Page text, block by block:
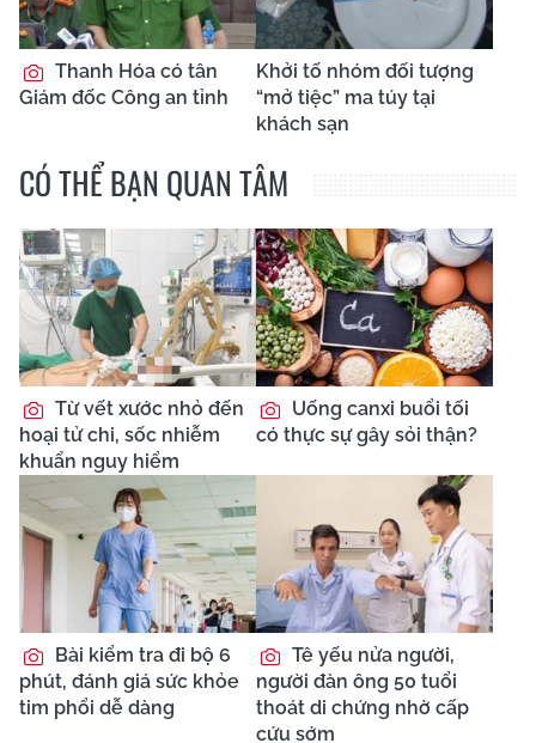
Thanh Hóa có tân
Giám đốc Công an tỉnh
Khởi tố nhóm đối tượng
“mở tiệc” ma túy tại
khách sạn
CÓ THỂ BẠN QUAN TÂM
Từ vết xước nhỏ đến
hoại tử chi, sốc nhiễm
khuẩn nguy hiểm
Uống canxi buổi tối
có thực sự gây sỏi thận?
Bài kiểm tra đi bộ 6
phút, đánh giá sức khỏe
tim phổi dễ dàng
Tê yếu nửa người,
người đàn ông 50 tuổi
thoát di chứng nhờ cấp
cứu sớm